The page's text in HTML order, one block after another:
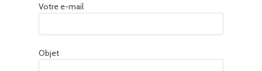
Votre e-mail
Objet